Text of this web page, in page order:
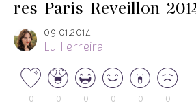
09.01.2014
Lu Ferreira
0 0 0 0 0 0